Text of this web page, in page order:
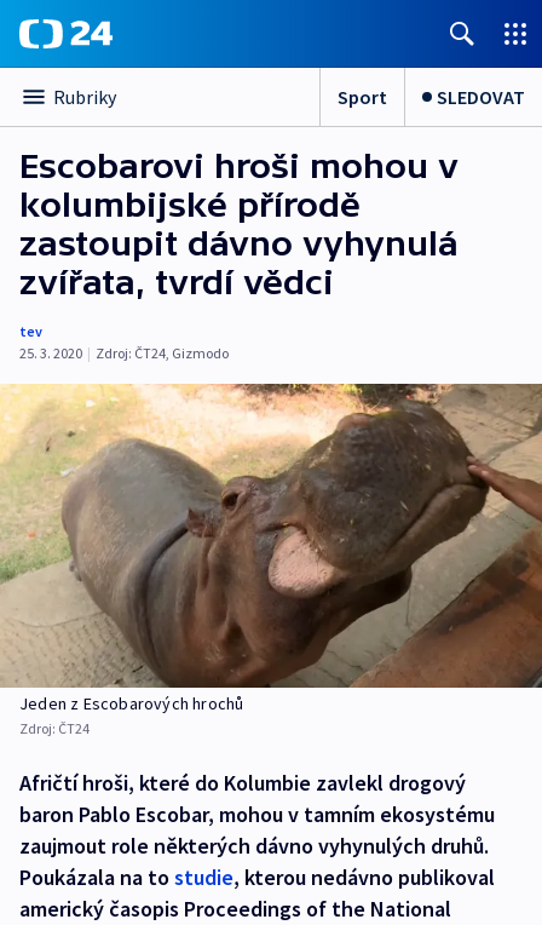
Rubriky Sport SLEDOVAT
Escobarovi hroši mohou v
kolumbijské přírodě
zastoupit dávno vyhynulá
zvířata, tvrdí vědci
tev
25. 3. 2020 | Zdroj: ČT24, Gizmodo
Jeden z Escobarových hrochů
Zdroj: ČT24
Afričtí hroši, které do Kolumbie zavlekl drogový
baron Pablo Escobar, mohou v tamním ekosystému
zaujmout role některých dávno vyhynulých druhů.
Poukázala na tostudie, kterou nedávno publikoval
americký časopis Proceedings of the National